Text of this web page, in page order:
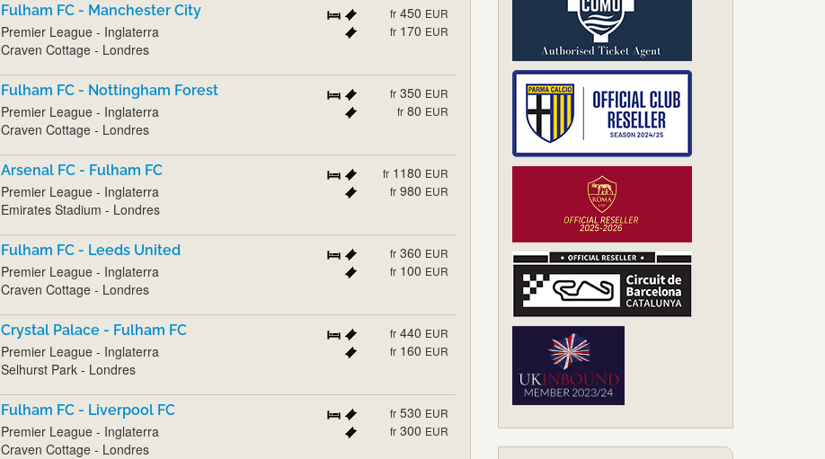
Fulham FC - Manchester City
Premier League - Inglaterra
Craven Cottage - Londres
fr 450 EUR
fr 170 EUR
Fulham FC - Nottingham Forest
Premier League - Inglaterra
Craven Cottage - Londres
fr 350 EUR
fr 80 EUR
Arsenal FC - Fulham FC
Premier League - Inglaterra
Emirates Stadium - Londres
fr 1180 EUR
fr 980 EUR
Fulham FC - Leeds United
Premier League - Inglaterra
Craven Cottage - Londres
fr 360 EUR
fr 100 EUR
Crystal Palace - Fulham FC
Premier League - Inglaterra
Selhurst Park - Londres
fr 440 EUR
fr 160 EUR
Fulham FC - Liverpool FC
Premier League - Inglaterra
Craven Cottage - Londres
fr 530 EUR
fr 300 EUR